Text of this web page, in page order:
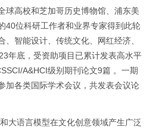
球高校和芝加哥历史博物馆、浦东美
40位科研工作者和业界专家得到此轮
智能设计、传统文化、网红经济、
年底，受资助项目已累计发表高水平
A&HCI级别期刊论文9篇 。一期
加各类国际学术会议，共发表会议论
大语言模型在文化创意领域产生广泛